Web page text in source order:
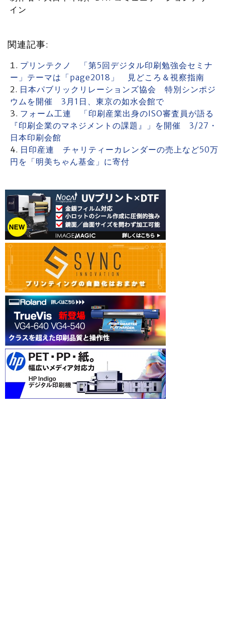
イン
関連記事:
プリンテクノ 「第5回デジタル印刷勉強会セミナ
ー」テーマは「page2018」 見どころ＆視察指南
日本パブリックリレーションズ協会 特別シンポジ
ウムを開催 3月1日、東京の如水会館で
フォーム工連 「印刷産業出身のISO審査員が語る
『印刷企業のマネジメントの課題』」を開催 3/27・
日本印刷会館
日印産連 チャリティーカレンダーの売上など50万
円を「明美ちゃん基金」に寄付